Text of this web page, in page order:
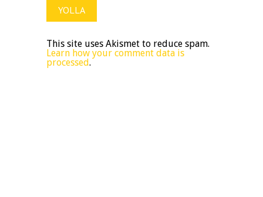
This site uses Akismet to reduce spam.
Learn how your comment data is
processed.